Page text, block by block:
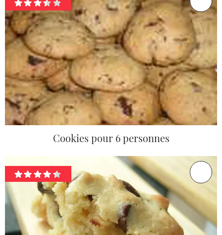
Cookies pour 6 personnes